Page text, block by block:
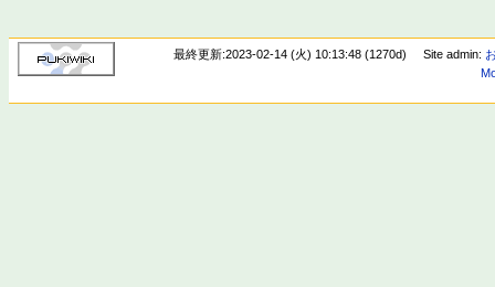
最終更新:2023-02-14 (火) 10:13:48 (1270d) Site admin: